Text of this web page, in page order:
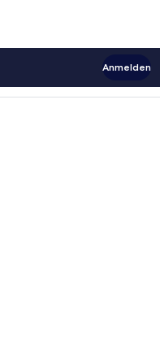
Anmelden